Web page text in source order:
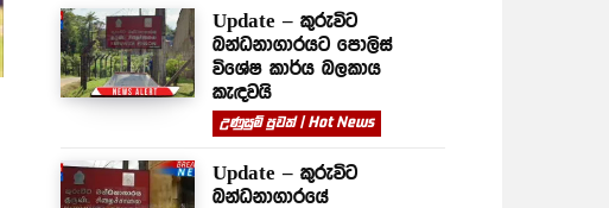
Update – කුරුවිට
බන්ධනාගාරයට පොලිස්
විශේෂ කාර්ය බලකාය
කැඳවයි
උණුසුම් පුවත් | Hot News
Update – කුරුවිට
බන්ධනාගාරයේ